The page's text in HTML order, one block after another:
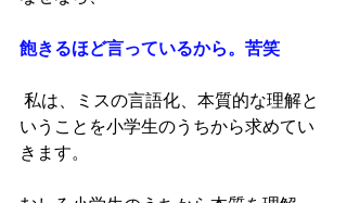
飽きるほど言っているから。苦笑
いうことを小学生のうちから求めてい
きます。